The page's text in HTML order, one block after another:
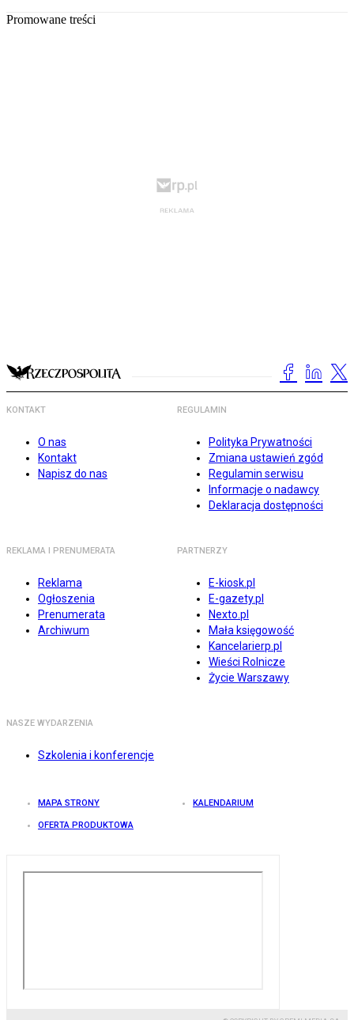
Promowane treści
KONTAKT
O nas
Kontakt
Napisz do nas
REGULAMIN
Polityka Prywatności
Zmiana ustawień zgód
Regulamin serwisu
Informacje o nadawcy
Deklaracja dostępności
REKLAMA I PRENUMERATA
Reklama
Ogłoszenia
Prenumerata
Archiwum
PARTNERZY
E-kiosk.pl
E-gazety.pl
Nexto.pl
Mała księgowość
Kancelarierp.pl
Wieści Rolnicze
Życie Warszawy
NASZE WYDARZENIA
Szkolenia i konferencje
MAPA STRONY KALENDARIUM
OFERTA PRODUKTOWA